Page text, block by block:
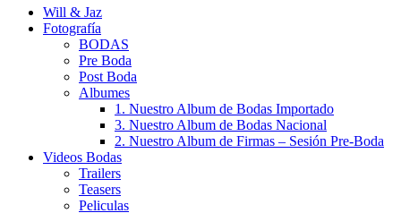
Will & Jaz
Fotografía
BODAS
Pre Boda
Post Boda
Albumes
1. Nuestro Album de Bodas Importado
3. Nuestro Album de Bodas Nacional
2. Nuestro Album de Firmas – Sesión Pre-Boda
Videos Bodas
Trailers
Teasers
Peliculas